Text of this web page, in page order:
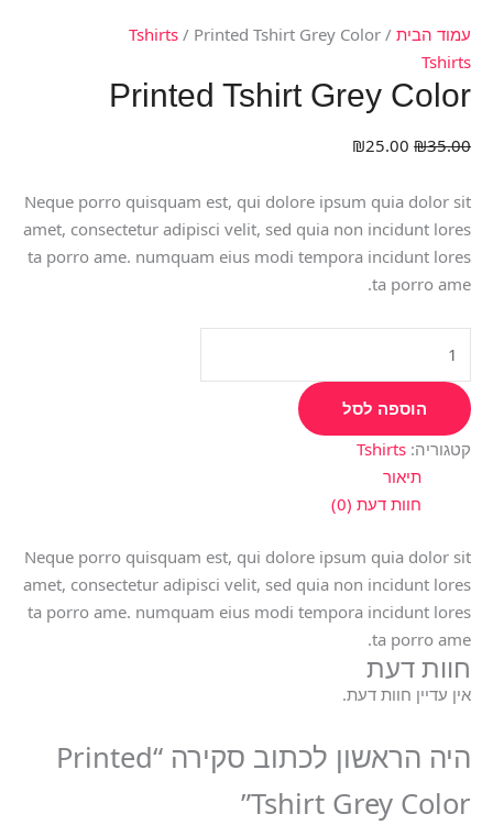
עמוד הבית /
Tshirts / Printed Tshirt Grey Color
Tshirts
Printed Tshirt Grey Color
₪35.00
₪25.00
Neque porro quisquam est, qui dolore ipsum quia dolor sit
amet, consectetur adipisci velit, sed quia non incidunt lores
ta porro ame. numquam eius modi tempora incidunt lores
ta porro ame.
הוספה לסל
קטגוריה: Tshirts
תיאור
חוות דעת (0)
Neque porro quisquam est, qui dolore ipsum quia dolor sit
amet, consectetur adipisci velit, sed quia non incidunt lores
ta porro ame. numquam eius modi tempora incidunt lores
ta porro ame.
חוות דעת
אין עדיין חוות דעת.
היה הראשון לכתוב סקירה “Printed
Tshirt Grey Color”